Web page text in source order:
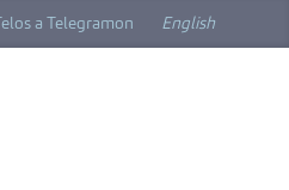
Telos a Telegramon English